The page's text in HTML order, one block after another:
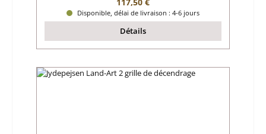
Disponible, délai de livraison : 4-6 jours
Détails